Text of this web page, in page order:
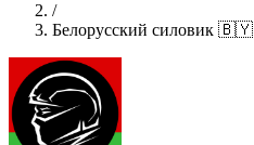
/
Белорусский силовик 🇧🇾